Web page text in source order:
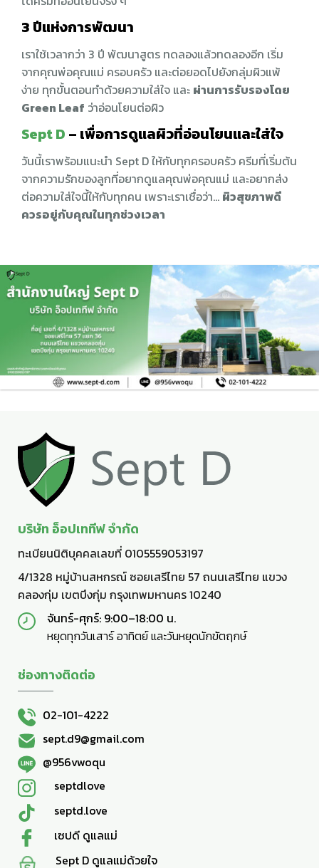
3 ปีแห่งการพัฒนา
เราใช้เวลากว่า 3 ปี พัฒนาสูตร ทดลองแล้วทดลองอีก เริ่ม
จากคุณพ่อคุณแม่ ครอบครัว และต่อยอดไปยังกลุ่มผิวแพ้
ง่าย ทุกขั้นตอนทำด้วยความใส่ใจ และ ผ่านการรับรองโดย
Green Leaf ว่าอ่อนโยนต่อผิว
Sept D – เพื่อการดูแลผิวที่อ่อนโยนและใส่ใจ
วันนี้เราพร้อมแนะนำ Sept D ให้กับทุกครอบครัว ครีมที่เริ่มต้น
จากความรักของลูกที่อยากดูแลคุณพ่อคุณแม่ และอยากส่ง
ต่อความใส่ใจนี้ให้กับทุกคน เพราะเราเชื่อว่า… ผิวสุขภาพดี
ควรอยู่กับคุณในทุกช่วงเวลา
บริษัท อ็อปเททีฟ จำกัด
ทะเบียนนิติบุคคลเลขที่ 0105559053197
4/1328 หมู่บ้านสหกรณ์ ซอยเสรีไทย 57 ถนนเสรีไทย แขวง
คลองกุ่ม เขตบึงกุ่ม กรุงเทพมหานคร 10240
จันทร์-ศุกร์: 9:00–18:00 น.
หยุดทุกวันเสาร์ อาทิตย์ และวันหยุดนักขัตฤกษ์
ช่องทางติดต่อ
02-101-4222
sept.d9@gmail.com
@956vwoqu
septdlove
septd.love
เซปดี ดูแลแม่
Sept D ดูแลแม่ด้วยใจ